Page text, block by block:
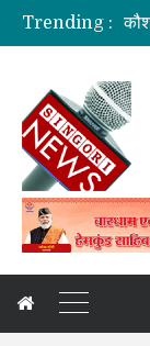
Trending :